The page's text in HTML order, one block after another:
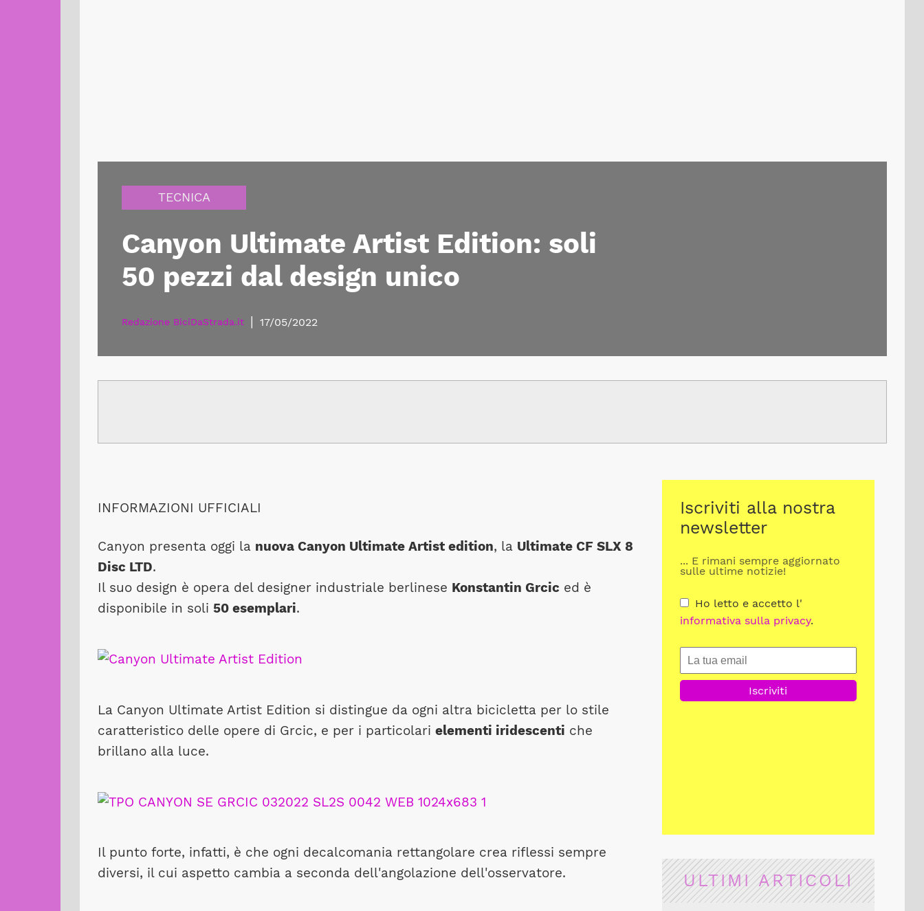
TECNICA
Canyon Ultimate Artist Edition: soli
50 pezzi dal design unico
Redazione BiciDaStrada.it | 17/05/2022
INFORMAZIONI UFFICIALI
Canyon presenta oggi la nuova Canyon Ultimate Artist edition, la Ultimate CF SLX 8
Disc LTD.
Il suo design è opera del designer industriale berlinese Konstantin Grcic ed è
disponibile in soli 50 esemplari.
La Canyon Ultimate Artist Edition si distingue da ogni altra bicicletta per lo stile
caratteristico delle opere di Grcic, e per i particolari elementi iridescenti che
brillano alla luce.
Il punto forte, infatti, è che ogni decalcomania rettangolare crea riflessi sempre
diversi, il cui aspetto cambia a seconda dell'angolazione dell'osservatore.
Iscriviti alla nostra
newsletter
... E rimani sempre aggiornato
sulle ultime notizie!
Ho letto e accetto l'
informativa sulla privacy.
ULTIMI ARTICOLI